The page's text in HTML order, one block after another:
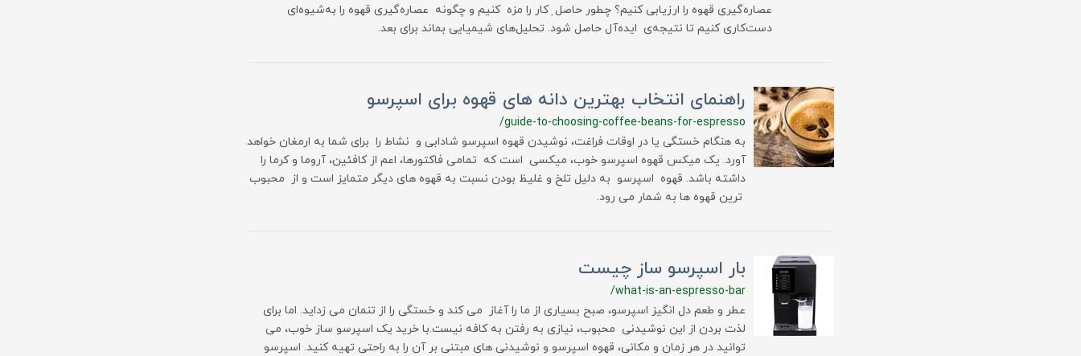
عصاره‌گیری قهوه را ارزیابی کنیم؟ چطور حاصل ِ کار را مزه کنیم و چگونه عصاره‌گیری قهوه را به‌شیوه‌ای
دست‌کاری کنیم تا نتیجه‌ی ایده‌آل حاصل شود. تحلیل‌های شیمیایی بماند برای بعد.
راهنمای انتخاب بهترین دانه های قهوه برای اسپرسو
/guide-to-choosing-coffee-beans-for-espresso
به هنگام خستگی یا در اوقات فراغت، نوشیدن قهوه اسپرسو شادابی و نشاط را برای شما به ارمغان خواهد
آورد. یک میکس قهوه اسپرسو خوب، میکسی است که تمامی فاکتورها، اعم از کافئین، آروما و کرما را
داشته باشد. قهوه اسپرسو به دلیل تلخ و غلیظ بودن نسبت به قهوه های دیگر متمایز است و از محبوب
ترین قهوه ها به شمار می رود.
بار اسپرسو ساز چیست
/what-is-an-espresso-bar
عطر و طعم دل انگیز اسپرسو، صبح بسیاری از ما را آغاز می کند و خستگی را از تنمان می زداید. اما برای
لذت بردن از این نوشیدنی محبوب، نیازی به رفتن به کافه نیست.با خرید یک اسپرسو ساز خوب، می
توانید در هر زمان و مکانی، قهوه اسپرسو و نوشیدنی های مبتنی بر آن را به راحتی تهیه کنید. اسپرسو